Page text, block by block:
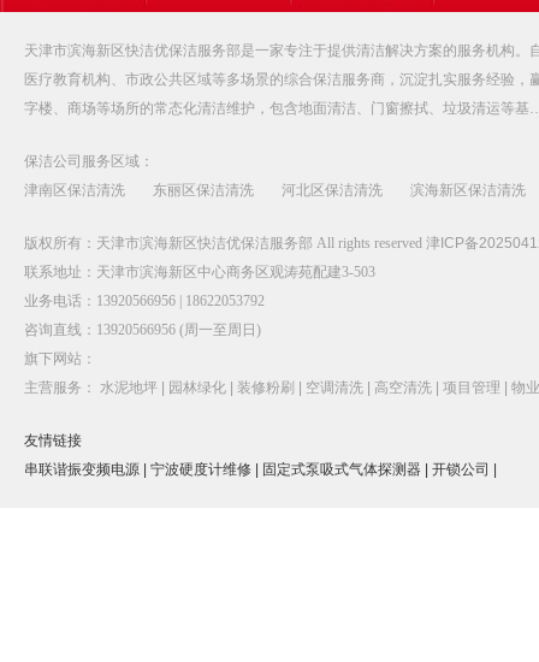
天津市滨海新区快洁优保洁服务部是一家专注于提供清洁解决方案的服务机构
医疗教育机构、市政公共区域等多场景的综合保洁服务商，沉淀扎实服务经验
字楼、商场等场所的常态化清洁维护，包含地面清洁、门窗擦拭、垃圾清运等基
保洁公司服务区域：
津南区保洁清洗
东丽区保洁清洗 河北区保洁清洗 滨海新区保洁清洗
版权所有：天津市滨海新区快洁优保洁服务部 All rights reserved 津ICP备
联系地址：天津市滨海新区中心商务区观涛苑配建3-503
业务电话：13920566956 | 18622053792
咨询直线：13920566956 (周一至周日)
旗下网站：
主营服务： 水泥地坪 | 园林绿化 | 装修粉刷 | 空调清洗 | 高空清洗 | 项目管理 | 物
友情链接
串联谐振变频电源 | 宁波硬度计维修 | 固定式泵吸式气体探测器 | 开锁公司 |